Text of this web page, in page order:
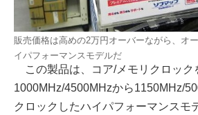
販売価格は高めの2万円オーバーながら、オ
イパフォーマンスモデルだ
この製品は、コア/メモリクロック
1000MHz/4500MHzから1150MHz/
クロックしたハイパフォーマンスモ